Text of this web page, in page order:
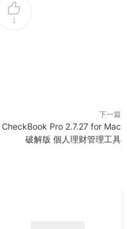
1
下一篇
CheckBook Pro 2.7.27 for Mac
破解版 個人理财管理工具